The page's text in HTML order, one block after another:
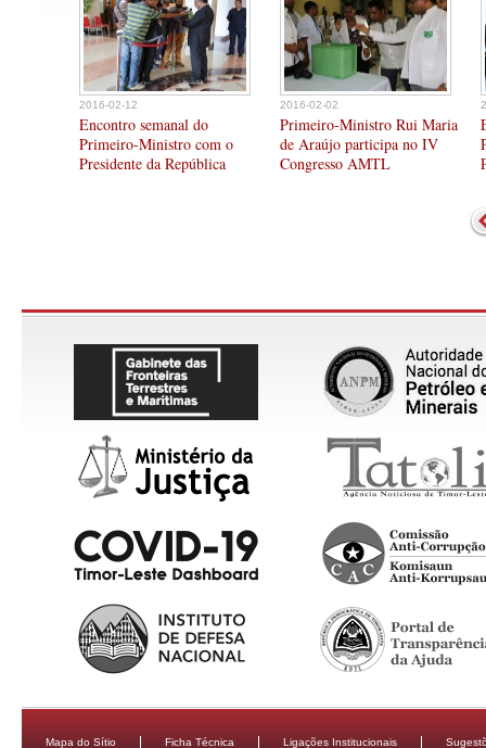
2016-02-12
Encontro semanal do
Primeiro-Ministro com o
Presidente da República
2016-02-02
Primeiro-Ministro Rui Maria
de Araújo participa no IV
Congresso AMTL
Mapa do Sítio Ficha Técnica Ligações Institucionais